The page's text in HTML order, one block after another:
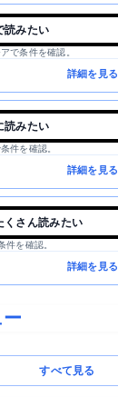
読みたい
で条件を確認。
詳細を見る
読みたい
件を確認。
詳細を見る
くさん読みたい
を確認。
詳細を見る
すべて見る